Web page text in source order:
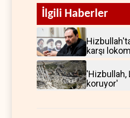
İlgili Haberler
karşı
'Hizbullah,
koruyor'